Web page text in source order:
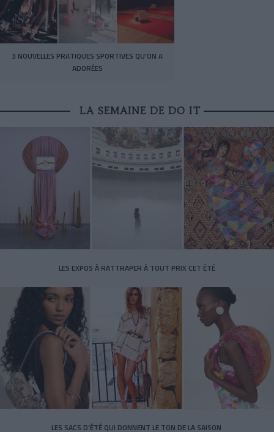
3 NOUVELLES PRATIQUES SPORTIVES QU’ON A
ADORÉES
LA SEMAINE DE DO IT
LES EXPOS À RATTRAPER À TOUT PRIX CET ÉTÉ
LES SACS D’ÉTÉ QUI DONNENT LE TON DE LA SAISON